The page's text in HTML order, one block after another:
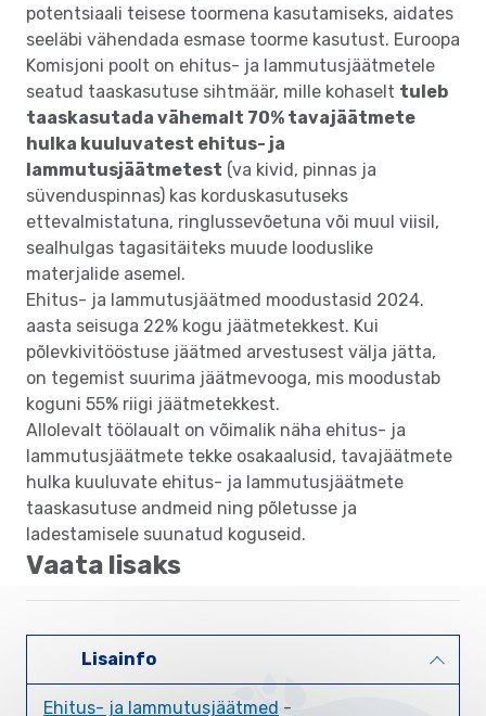
potentsiaali teisese toormena kasutamiseks, aidates
seeläbi vähendada esmase toorme kasutust. Euroopa
Komisjoni poolt on ehitus- ja lammutusjäätmetele
seatud taaskasutuse sihtmäär, mille kohaselt tuleb
taaskasutada vähemalt 70% tavajäätmete
hulka kuuluvatest ehitus- ja
lammutusjäätmetest (va kivid, pinnas ja
süvenduspinnas) kas korduskasutuseks
ettevalmistatuna, ringlussevõetuna või muul viisil,
sealhulgas tagasitäiteks muude looduslike
materjalide asemel.
Ehitus- ja lammutusjäätmed moodustasid 2024.
aasta seisuga 22% kogu jäätmetekkest. Kui
põlevkivitööstuse jäätmed arvestusest välja jätta,
on tegemist suurima jäätmevooga, mis moodustab
koguni 55% riigi jäätmetekkest.
Allolevalt töölaualt on võimalik näha ehitus- ja
lammutusjäätmete tekke osakaalusid, tavajäätmete
hulka kuuluvate ehitus- ja lammutusjäätmete
taaskasutuse andmeid ning põletusse ja
ladestamisele suunatud koguseid.
Vaata lisaks
Lisainfo
Ehitus- ja lammutusjäätmed -